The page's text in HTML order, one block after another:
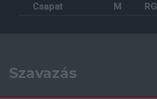
Csapat M RG
Szavazás